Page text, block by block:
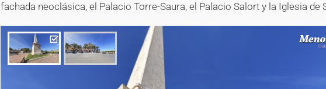
fachada neoclásica, el Palacio Torre-Saura, el Palacio Salort y la Iglesia de